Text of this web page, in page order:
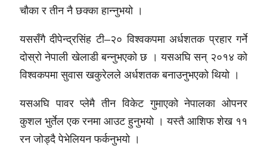
चौका र तीन नै छक्का हान्नुभयो ।
यससँगै दीपेन्द्रसिंह टी–२० विश्वकपमा अर्धशतक प्रहार गर्ने
दोस्रो नेपाली खेलाडी बन्नुभएको छ । यसअघि सन् २०१४ को
विश्वकपमा सुवास खकुरेलले अर्धशतक बनाउनुभएको थियो ।
यसअघि पावर प्लेमै तीन विकेट गुमाएको नेपालका ओपनर
कुशल भुर्तेल एक रनमा आउट हुनुभयो । यस्तै आशिफ शेख ११
रन जोड्दै पेभेलियन फर्कनुभयो ।